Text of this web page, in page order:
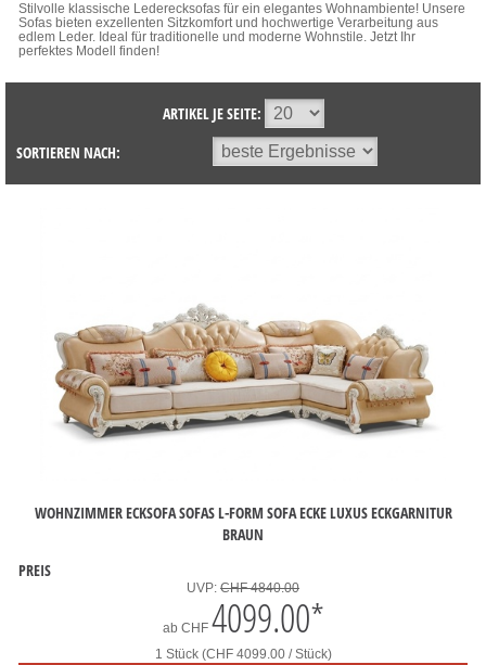
Stilvolle klassische Lederecksofas für ein elegantes Wohnambiente! Unsere
Sofas bieten exzellenten Sitzkomfort und hochwertige Verarbeitung aus
edlem Leder. Ideal für traditionelle und moderne Wohnstile. Jetzt Ihr
perfektes Modell finden!
ARTIKEL JE SEITE:
SORTIEREN NACH:
WOHNZIMMER ECKSOFA SOFAS L-FORM SOFA ECKE LUXUS ECKGARNITUR
BRAUN
PREIS
UVP: CHF 4840.00
ab CHF 4099.00*
1 Stück (CHF 4099.00 / Stück)